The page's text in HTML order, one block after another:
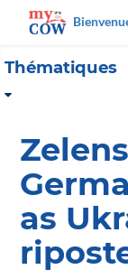
Thématiques
as